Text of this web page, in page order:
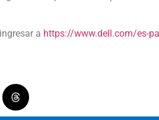
a https://www.dell.com/es-